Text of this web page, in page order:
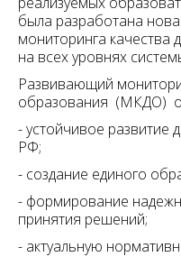
была разработана
мониторинга
на всех уровнях
Развивающий
образования (МКДО)
- устойчивое развитие
РФ;
- создание единого
- формирование
принятия решений;
- актуальную